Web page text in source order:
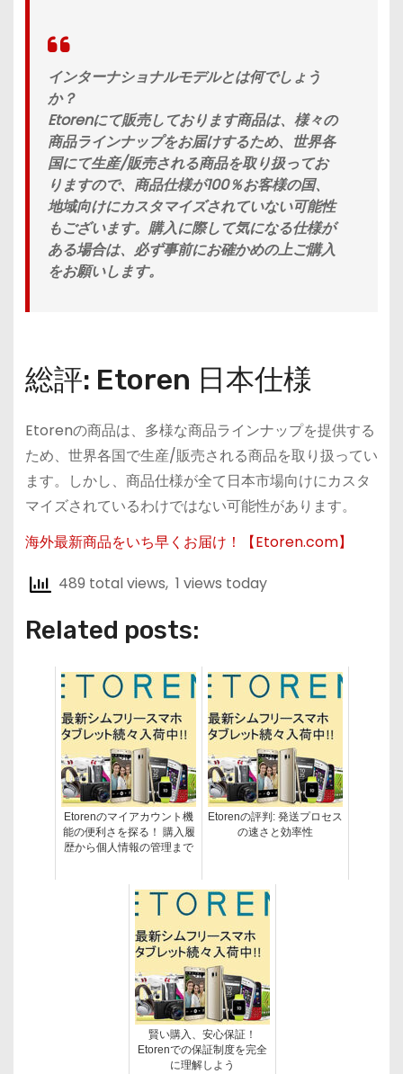
インターナショナルモデルとは何でしょう
か？
Etorenにて販売しております商品は、様々の
商品ラインナップをお届けするため、世界各
国にて生産/販売される商品を取り扱ってお
りますので、商品仕様が100％お客様の国、
地域向けにカスタマイズされていない可能性
もございます。購入に際して気になる仕様が
ある場合は、必ず事前にお確かめの上ご購入
をお願いします。
総評: Etoren 日本仕様
Etorenの商品は、多様な商品ラインナップを提供する
ため、世界各国で生産/販売される商品を取り扱ってい
ます。しかし、商品仕様が全て日本市場向けにカスタ
マイズされているわけではない可能性があります。
海外最新商品をいち早くお届け！【Etoren.com】
489 total views, 1 views today
Related posts:
Etorenのマイアカウント機
能の便利さを探る！ 購入履
歴から個人情報の管理まで
Etorenの評判: 発送プロセス
の速さと効率性
賢い購入、安心保証！
Etorenでの保証制度を完全
に理解しよう